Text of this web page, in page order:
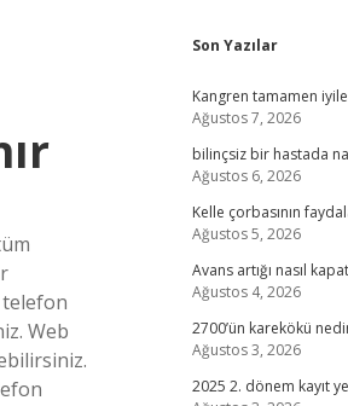
telefon
Web
Sidebar
Son Yazılar
Kangren tamamen
Ağustos 7, 2026
bilinçsiz bir hastada
Ağustos 6, 2026
Kelle çorbasının
Ağustos 5, 2026
Avans artığı nasıl
Ağustos 4, 2026
2700’ün karekökü
Ağustos 3, 2026
2025 2. dönem kayıt
vdcasino güncel